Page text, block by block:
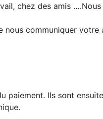
chez des amis ….Nous
communiquer
paiement. Ils sont